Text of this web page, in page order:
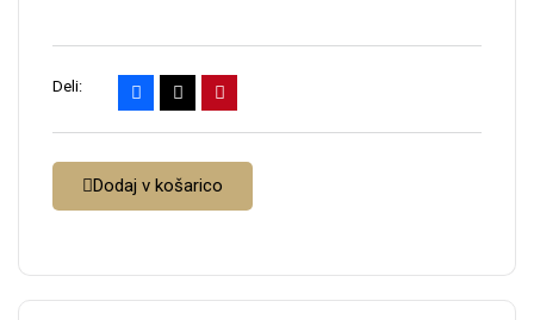
Deli:
Dodaj v košarico